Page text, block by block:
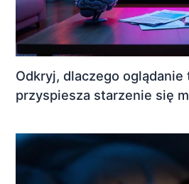
Odkryj, dlaczego
przyspiesza starzenie się